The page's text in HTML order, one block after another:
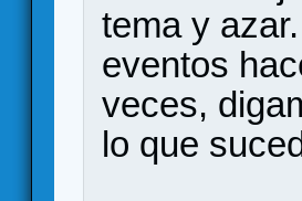
tema y
eventos
veces,
lo que